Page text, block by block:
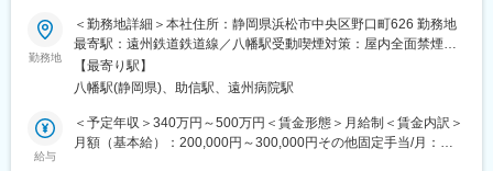
く、将来のキャリアや身につけたいスキル、挑戦したい業務につ
いて直接相談できます。
「言われたことをこなす」のではなく、自身の意思でキャリアを
切り拓いていける点が大きな魅力です。
◇成長を続ける企業
当社グループ売上高は約470億円、従業員数は約1,450名規模へ成
長しています。近年も国内外で積極的な設備投資を続けており、
■業務概要：開発部において、清掃用品・生活用品の商品企画担当
としてご活躍いただきます。モップやワイパーなどのお掃除用品
やアイデアグッズ、生活用品の企画を行い、商品化するまでの一
連の開発業務を行っていただきます。
■業務の特徴：開発商品の立案を進めていきます。
・デザインや価格の検討 ・試作品の製造指示 ・開発商品の
承認会議でのプレゼン
・生産方法（金型検討など）、生産先の検討（同社の製品製造は
勤務地
＜勤務地詳細＞本社住所：静岡県浜松市中央区野口町626 勤務地
最寄駅：遠州鉄道鉄道線／八幡駅受動喫煙対策：屋内全面禁煙変
更の範囲：会社の定める事業所
【最寄り駅】
八幡駅(静岡県)、助信駅、遠州病院駅
給与
＜予定年収＞340万円～500万円＜賃金形態＞月給制＜賃金内訳＞
月額（基本給）：200,000円～300,000円その他固定手当/月：